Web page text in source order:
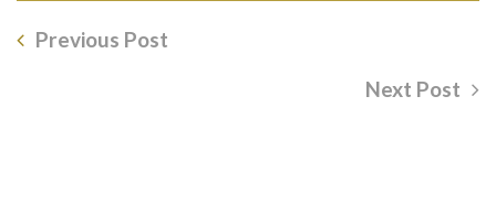
Previous Post
Next Post